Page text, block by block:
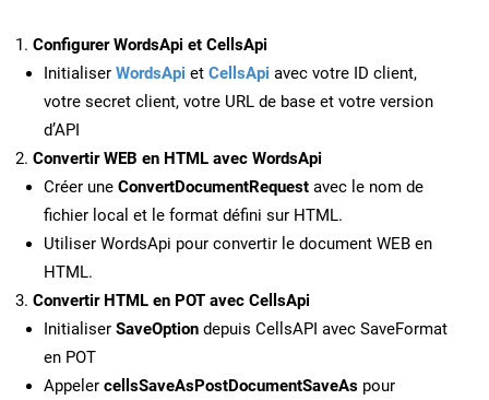
Configurer WordsApi et CellsApi
Initialiser WordsApi et CellsApi avec votre ID client,
votre secret client, votre URL de base et votre version
d’API
Convertir WEB en HTML avec WordsApi
Créer une ConvertDocumentRequest avec le nom de
fichier local et le format défini sur HTML.
Utiliser WordsApi pour convertir le document WEB en
HTML.
Convertir HTML en POT avec CellsApi
Initialiser SaveOption depuis CellsAPI avec SaveFormat
en POT
Appeler cellsSaveAsPostDocumentSaveAs pour